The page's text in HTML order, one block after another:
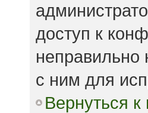
доступ к
неправильно
с ним для
Вернуться к